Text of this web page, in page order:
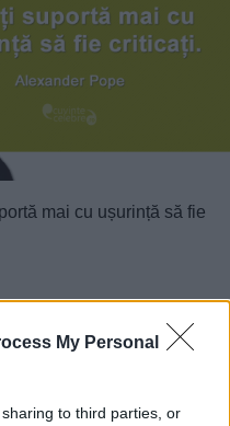
My Personal
to third parties, or
mai cu ușurință să fie